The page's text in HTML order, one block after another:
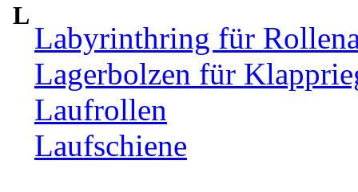
L
Labyrinthring für
Lagerbolzen für
Laufrollen
Laufschiene